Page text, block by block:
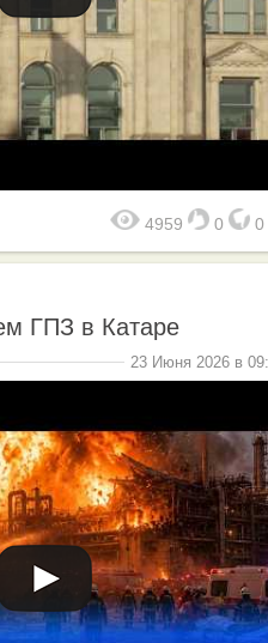
4959 0 0
ГПЗ в Катаре
23 Июня 2026 в